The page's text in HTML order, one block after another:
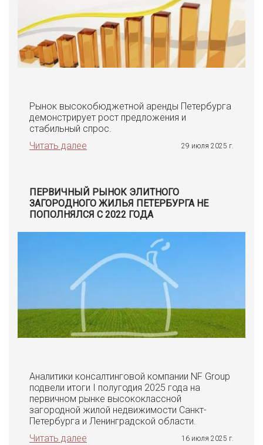
Рынок высокобюджетной аренды Петербурга
демонстрирует рост предложения и
стабильный спрос.
Читать далее
29 июля 2025 г.
ПЕРВИЧНЫЙ РЫНОК ЭЛИТНОГО
ЗАГОРОДНОГО ЖИЛЬЯ ПЕТЕРБУРГА НЕ
ПОПОЛНЯЛСЯ С 2022 ГОДА
Аналитики консалтинговой компании NF Group
подвели итоги I полугодия 2025 года на
первичном рынке высококлассной
загородной жилой недвижимости Санкт-
Петербурга и Ленинградской области.
Читать далее
16 июля 2025 г.